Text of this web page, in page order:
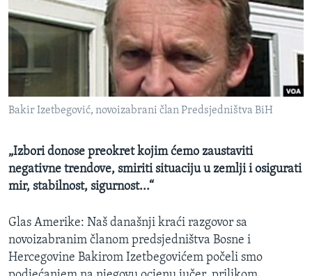
MAGAZIN
O GLASU AMERIKE
Learning English
PRATITE NAS
Jezici
Bakir Izetbegović, novoizabrani član Predsjedništva BiH
„Izbori donose preokret kojim ćemo zaustaviti
negativne trendove, smiriti situaciju u zemlji i osigurati
mir, stabilnost, sigurnost...“
Glas Amerike: Naš današnji kraći razgovor sa
novoizabranim članom predsjedništva Bosne i
Hercegovine Bakirom Izetbegovićem počeli smo